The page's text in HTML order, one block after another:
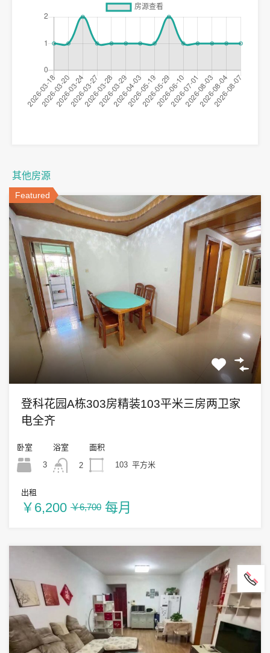
其他房源
Featured
登科花园A栋303房精装103平米三房两卫家
电全齐
卧室
3
浴室
2
面积
103 平方米
出租
￥6,200 ￥6,700 每月